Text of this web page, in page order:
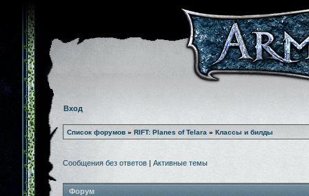
Вход
Список форумов » RIFT: Planes of Telara » Классы и билды
Сообщения без ответов | Активные темы
Форум